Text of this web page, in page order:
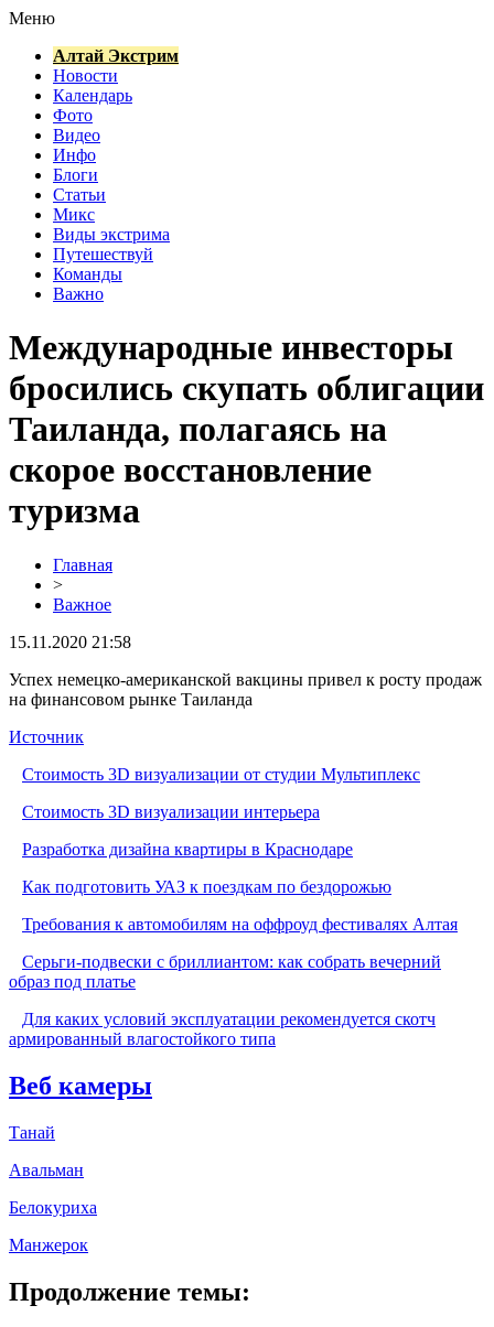
Меню
Алтай Экстрим
Новости
Календарь
Фото
Видео
Инфо
Блоги
Статьи
Микс
Виды экстрима
Путешествуй
Команды
Важно
Международные инвесторы
бросились скупать облигации
Таиланда, полагаясь на
скорое восстановление
туризма
Главная
>
Важное
15.11.2020 21:58
Успех немецко-американской вакцины привел к росту продаж
на финансовом рынке Таиланда
Источник
Стоимость 3D визуализации от студии Мультиплекс
Стоимость 3D визуализации интерьера
Разработка дизайна квартиры в Краснодаре
Как подготовить УАЗ к поездкам по бездорожью
Требования к автомобилям на оффроуд фестивалях Алтая
Серьги-подвески с бриллиантом: как собрать вечерний
образ под платье
Для каких условий эксплуатации рекомендуется скотч
армированный влагостойкого типа
Веб камеры
Танай
Авальман
Белокуриха
Манжерок
Продолжение темы: